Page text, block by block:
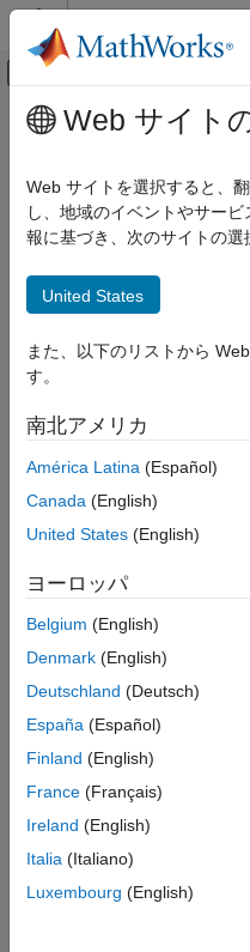
コンテンツへスキップ
オフキャンバ
ドキュメンテーションのホーム
Embedded Coder
アーキテクチャとコンポーネントの
項目一覧
手順
結果
メインコンテンツ
パラメーター
化および宣言
この例では、生成コード
バル変数の定義、初期化
C 構成要素
int32 myParam = 3;
extern int32 myParam;
2. モデルで Gain ブロック
ターで、[ゲイン] パラメ
3. パラメーター値の横に
ドットのボタン) をクリッ
に
Web サイト
Web サイトを選択すると、
し、地域のイベントやサー
報に基づき、次のサイトの選
United States
また、以下のリストから
す。
南北アメリカ
América Latina (Español)
Canada (English)
United States (English)
ヨーロッパ
Belgium (English)
Denmark (English)
Deutschland (Deutsch)
España (Español)
Finland (English)
France (Français)
Ireland (English)
Italia (Italiano)
Luxembourg (English)